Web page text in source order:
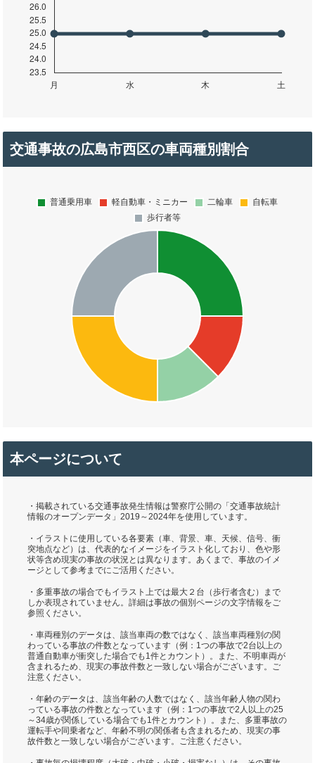
交通事故の広島市西区の車両種別割合
本ページについて
・掲載されている交通事故発生情報は警察庁公開の「交通事故統計
情報のオープンデータ」2019～2024年を使用しています。
・イラストに使用している各要素（車、背景、車、天候、信号、衝
突地点など）は、代表的なイメージをイラスト化しており、色や形
状等含め現実の事故の状況とは異なります。あくまで、事故のイメ
ージとして参考までにご活用ください。
・多重事故の場合でもイラスト上では最大２台（歩行者含む）まで
しか表現されていません。詳細は事故の個別ページの文字情報をご
参照ください。
・車両種別のデータは、該当車両の数ではなく、該当車両種別の関
わっている事故の件数となっています（例：1つの事故で2台以上の
普通自動車が衝突した場合でも1件とカウント）。また、不明車両が
含まれるため、現実の事故件数と一致しない場合がございます。ご
注意ください。
・年齢のデータは、該当年齢の人数ではなく、該当年齢人物の関わ
っている事故の件数となっています（例：1つの事故で2人以上の25
～34歳が関係している場合でも1件とカウント）。また、多重事故の
運転手や同乗者など、年齢不明の関係者も含まれるため、現実の事
故件数と一致しない場合がございます。ご注意ください。